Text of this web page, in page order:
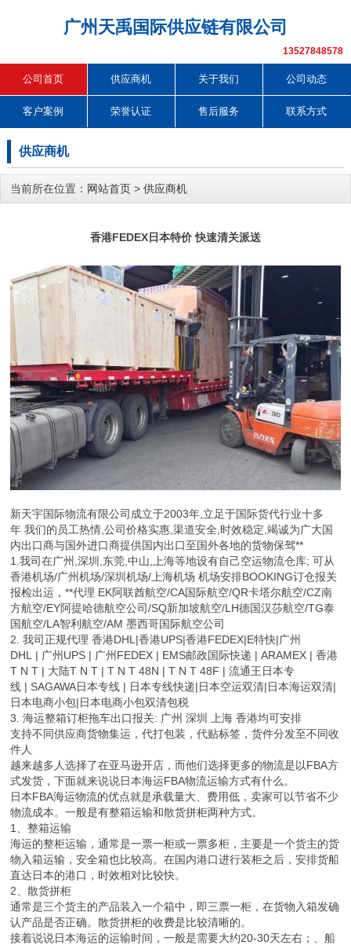
广州天禹国际供应链有限公司
13527848578
公司首页 供应商机 关于我们 公司动态
客户案例 荣誉认证 售后服务 联系方式
供应商机
当前所在位置： 网站首页 > 供应商机
香港FEDEX日本特价 快速清关派送
新天宇国际物流有限公司成立于2003年,立足于国际货代行业十多
年 我们的员工热情,公司价格实惠,渠道安全,时效稳定,竭诚为广大国
内出口商与国外进口商提供国内出口至国外各地的货物保驾**
1.我司在广州,深圳,东莞,中山,上海等地设有自己空运物流仓库; 可从
香港机场/广州机场/深圳机场/上海机场 机场安排BOOKING订仓报关
报检出运，**代理 EK阿联酋航空/CA国际航空/QR卡塔尔航空/CZ南
方航空/EY阿提哈德航空公司/SQ新加坡航空/LH德国汉莎航空/TG泰
国航空/LA智利航空/AM 墨西哥国际航空公司
2. 我司正规代理 香港DHL|香港UPS|香港FEDEX|E特快|广州
DHL | 广州UPS | 广州FEDEX | EMS邮政国际快递 | ARAMEX | 香港
T N T | 大陆T N T | T N T 48N | T N T 48F | 流通王日本专
线 | SAGAWA日本专线 | 日本专线快递|日本空运双清|日本海运双清|
日本电商小包|日本电商小包双清包税
3. 海运整箱订柜拖车出口报关: 广州 深圳 上海 香港均可安排
支持不同供应商货物集运，代打包装，代贴标签，货件分发至不同收
件人
越来越多人选择了在亚马逊开店，而他们选择更多的物流是以FBA方
式发货，下面就来说说日本海运FBA物流运输方式有什么。
日本FBA海运物流的优点就是承载量大、费用低，卖家可以节省不少
物流成本。一般是有整箱运输和散货拼柜两种方式。
1、整箱运输
海运的整柜运输，通常是一票一柜或一票多柜，主要是一个货主的货
物入箱运输，安全箱也比较高。在国内港口进行装柜之后，安排货船
直达日本的港口，时效相对比较快。
2、散货拼柜
通常是三个货主的产品装入一个箱中，即三票一柜，在货物入箱发确
认产品是否正确。散货拼柜的收费是比较清晰的。
接着说说日本海运的运输时间，一般是需要大约20-30天左右；、船